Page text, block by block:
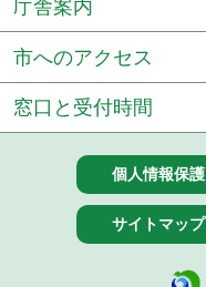
庁舎案内
市へのアクセス
窓口と受付時間
個人情報保護
サイトマップ